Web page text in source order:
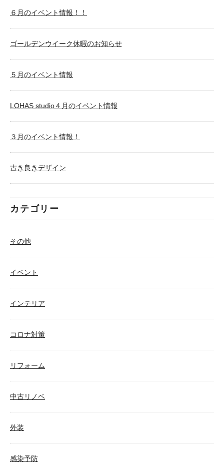
６月のイベント情報！！
ゴールデンウイーク休暇のお知らせ
５月のイベント情報
LOHAS studio４月のイベント情報
３月のイベント情報！
古き良きデザイン
カテゴリー
その他
イベント
インテリア
コロナ対策
リフォーム
中古リノベ
外装
感染予防